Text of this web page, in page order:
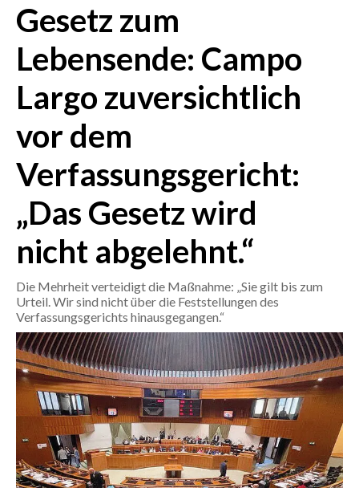
CRONACA
ITALIA
MONDO
POLITICA
ECONOMIA
SERVIZI ALLE IMPRESE
LAVORO
BANDI
SPORT IN SARDEGNA
SPORT
RISULTATI E CLASSIFICHE
CALCIO
CALCIO REGIONALE
BASKET
VOLLEY
MOTORI
TENNIS
Gesetz zum
Lebensende: Campo
Largo zuversichtlich
vor dem
Verfassungsgericht:
„Das Gesetz wird
nicht abgelehnt.“
Die Mehrheit verteidigt die Maßnahme: „Sie gilt bis zum
Urteil. Wir sind nicht über die Feststellungen des
Verfassungsgerichts hinausgegangen.“